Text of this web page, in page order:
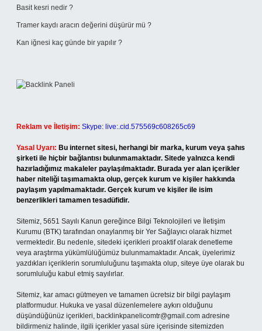
Basit kesri nedir ?
Tramer kaydı aracın değerini düşürür mü ?
Kan iğnesi kaç günde bir yapılır ?
Reklam ve İletişim: Skype: live:.cid.575569c608265c69
Yasal Uyarı: Bu internet sitesi, herhangi bir marka, kurum veya şahıs
şirketi ile hiçbir bağlantısı bulunmamaktadır. Sitede yalnızca kendi
hazırladığımız makaleler paylaşılmaktadır. Burada yer alan içerikler
haber niteliği taşımamakta olup, gerçek kurum ve kişiler hakkında
paylaşım yapılmamaktadır. Gerçek kurum ve kişiler ile isim
benzerlikleri tamamen tesadüfidir.
Sitemiz, 5651 Sayılı Kanun gereğince Bilgi Teknolojileri ve İletişim
Kurumu (BTK) tarafından onaylanmış bir Yer Sağlayıcı olarak hizmet
vermektedir. Bu nedenle, sitedeki içerikleri proaktif olarak denetleme
veya araştırma yükümlülüğümüz bulunmamaktadır. Ancak, üyelerimiz
yazdıkları içeriklerin sorumluluğunu taşımakta olup, siteye üye olarak bu
sorumluluğu kabul etmiş sayılırlar.
Sitemiz, kar amacı gütmeyen ve tamamen ücretsiz bir bilgi paylaşım
platformudur. Hukuka ve yasal düzenlemelere aykırı olduğunu
düşündüğünüz içerikleri, backlinkpanelicomtr@gmail.com adresine
bildirmeniz halinde, ilgili içerikler yasal süre içerisinde sitemizden